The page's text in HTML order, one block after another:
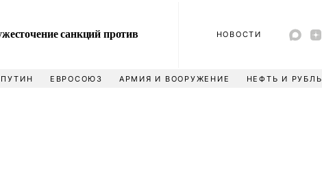
санкций против
НОВОСТИ
ЕВРОСОЮЗ АРМИЯ И ВООРУЖЕНИЕ НЕФТЬ И РУБЛЬ